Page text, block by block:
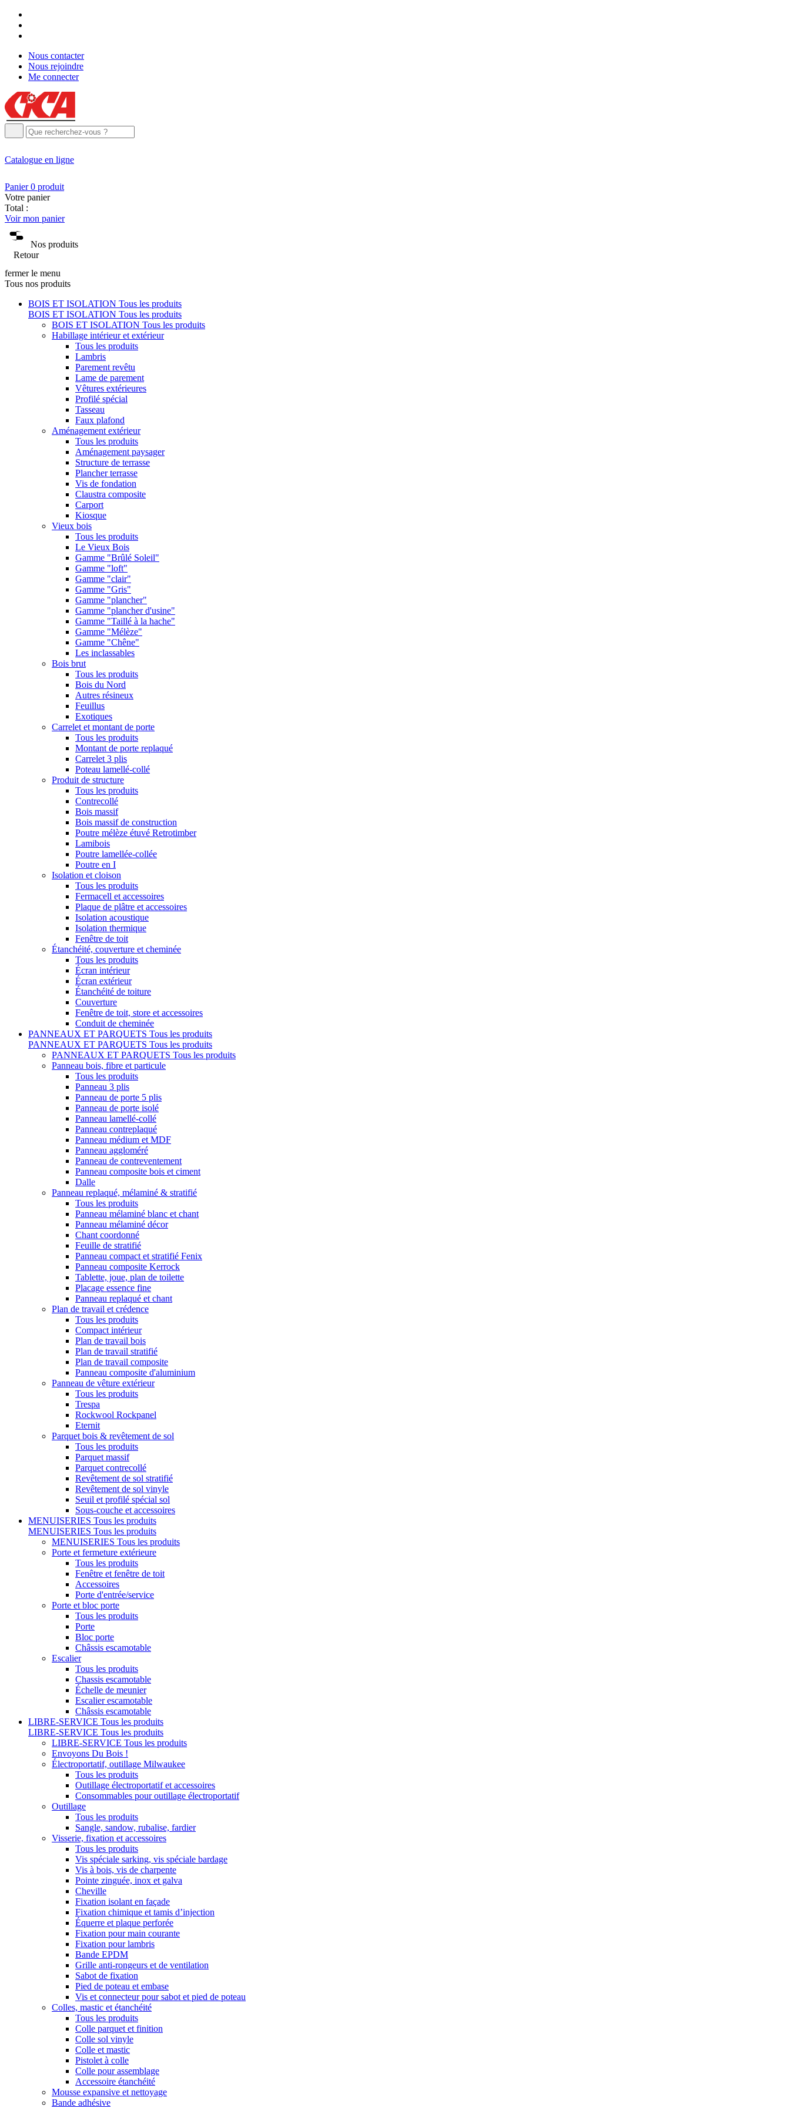
Nous contacter
Nous rejoindre
Me connecter
Catalogue en ligne
Panier 0 produit
Votre panier
Total :
Voir mon panier
Nos produits
Retour
fermer le menu
Tous nos produits
BOIS ET ISOLATION Tous les produits
BOIS ET ISOLATION Tous les produits
BOIS ET ISOLATION Tous les produits
Habillage intérieur et extérieur
Tous les produits
Lambris
Parement revêtu
Lame de parement
Vêtures extérieures
Profilé spécial
Tasseau
Faux plafond
Aménagement extérieur
Tous les produits
Aménagement paysager
Structure de terrasse
Plancher terrasse
Vis de fondation
Claustra composite
Carport
Kiosque
Vieux bois
Tous les produits
Le Vieux Bois
Gamme "Brûlé Soleil"
Gamme "loft"
Gamme "clair"
Gamme "Gris"
Gamme "plancher"
Gamme "plancher d'usine"
Gamme "Taillé à la hache"
Gamme "Mélèze"
Gamme "Chêne"
Les inclassables
Bois brut
Tous les produits
Bois du Nord
Autres résineux
Feuillus
Exotiques
Carrelet et montant de porte
Tous les produits
Montant de porte replaqué
Carrelet 3 plis
Poteau lamellé-collé
Produit de structure
Tous les produits
Contrecollé
Bois massif
Bois massif de construction
Poutre mélèze étuvé Retrotimber
Lamibois
Poutre lamellée-collée
Poutre en I
Isolation et cloison
Tous les produits
Fermacell et accessoires
Plaque de plâtre et accessoires
Isolation acoustique
Isolation thermique
Fenêtre de toit
Étanchéité, couverture et cheminée
Tous les produits
Écran intérieur
Écran extérieur
Étanchéité de toiture
Couverture
Fenêtre de toit, store et accessoires
Conduit de cheminée
PANNEAUX ET PARQUETS Tous les produits
PANNEAUX ET PARQUETS Tous les produits
PANNEAUX ET PARQUETS Tous les produits
Panneau bois, fibre et particule
Tous les produits
Panneau 3 plis
Panneau de porte 5 plis
Panneau de porte isolé
Panneau lamellé-collé
Panneau contreplaqué
Panneau médium et MDF
Panneau aggloméré
Panneau de contreventement
Panneau composite bois et ciment
Dalle
Panneau replaqué, mélaminé & stratifié
Tous les produits
Panneau mélaminé blanc et chant
Panneau mélaminé décor
Chant coordonné
Feuille de stratifié
Panneau compact et stratifié Fenix
Panneau composite Kerrock
Tablette, joue, plan de toilette
Placage essence fine
Panneau replaqué et chant
Plan de travail et crédence
Tous les produits
Compact intérieur
Plan de travail bois
Plan de travail stratifié
Plan de travail composite
Panneau composite d'aluminium
Panneau de vêture extérieur
Tous les produits
Trespa
Rockwool Rockpanel
Eternit
Parquet bois & revêtement de sol
Tous les produits
Parquet massif
Parquet contrecollé
Revêtement de sol stratifié
Revêtement de sol vinyle
Seuil et profilé spécial sol
Sous-couche et accessoires
MENUISERIES Tous les produits
MENUISERIES Tous les produits
MENUISERIES Tous les produits
Porte et fermeture extérieure
Tous les produits
Fenêtre et fenêtre de toit
Accessoires
Porte d'entrée/service
Porte et bloc porte
Tous les produits
Porte
Bloc porte
Châssis escamotable
Escalier
Tous les produits
Chassis escamotable
Échelle de meunier
Escalier escamotable
Châssis escamotable
LIBRE-SERVICE Tous les produits
LIBRE-SERVICE Tous les produits
LIBRE-SERVICE Tous les produits
Envoyons Du Bois !
Électroportatif, outillage Milwaukee
Tous les produits
Outillage électroportatif et accessoires
Consommables pour outillage électroportatif
Outillage
Tous les produits
Sangle, sandow, rubalise, fardier
Visserie, fixation et accessoires
Tous les produits
Vis spéciale sarking, vis spéciale bardage
Vis à bois, vis de charpente
Pointe zinguée, inox et galva
Cheville
Fixation isolant en façade
Fixation chimique et tamis d’injection
Équerre et plaque perforée
Fixation pour main courante
Fixation pour lambris
Bande EPDM
Grille anti-rongeurs et de ventilation
Sabot de fixation
Pied de poteau et embase
Vis et connecteur pour sabot et pied de poteau
Colles, mastic et étanchéité
Tous les produits
Colle parquet et finition
Colle sol vinyle
Colle et mastic
Pistolet à colle
Colle pour assemblage
Accessoire étanchéité
Mousse expansive et nettoyage
Bande adhésive